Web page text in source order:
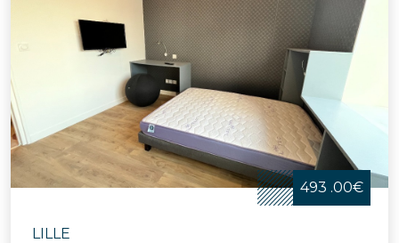
493 .00€
LILLE